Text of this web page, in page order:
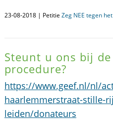
23-08-2018 | Petitie Zeg NEE tegen
Steunt u ons bij
procedure?
https://www.geef.nl/nl/
haarlemmerstraat-stille-
leiden/donateurs